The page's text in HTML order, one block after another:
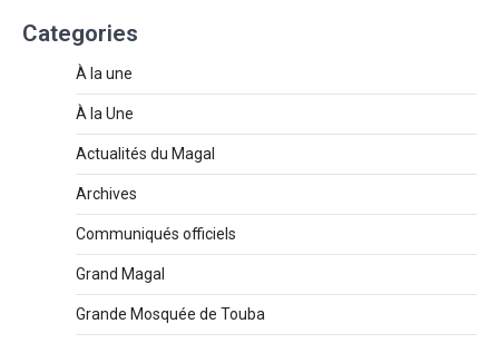
Categories
À la une
À la Une
Actualités du Magal
Archives
Communiqués officiels
Grand Magal
Grande Mosquée de Touba